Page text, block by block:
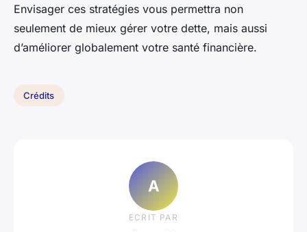
Envisager ces stratégies vous permettra non
seulement de mieux gérer votre dette, mais aussi
d’améliorer globalement votre santé financière.
Crédits
A
ECRIT PAR